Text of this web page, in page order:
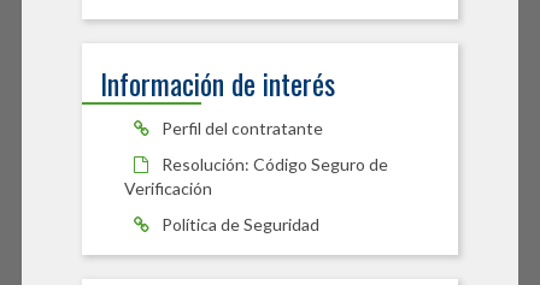
Información de interés
Perfil del contratante
Resolución: Código Seguro de
Verificación
Política de Seguridad